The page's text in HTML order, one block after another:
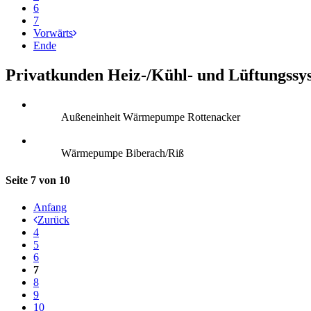
6
7
Vorwärts
Ende
Privatkunden Heiz-/Kühl- und
Außeneinheit Wärmepumpe Rottenacker
Wärmepumpe Biberach/Riß
Seite 7 von 10
Anfang
Zurück
4
5
6
7
8
9
10